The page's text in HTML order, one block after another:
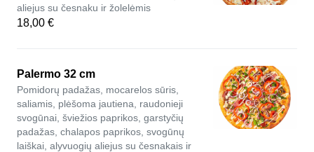
aliejus su česnaku ir žolelėmis
18,00 €
Palermo 32 cm
Pomidorų padažas, mocarelos sūris,
saliamis, plėšoma jautiena, raudonieji
svogūnai, šviežios paprikos, garstyčių
padažas, chalapos paprikos, svogūnų
laiškai, alyvuogių aliejus su česnakais ir